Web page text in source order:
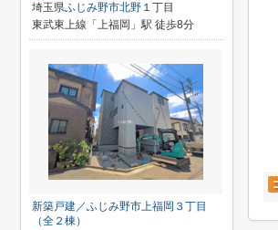
埼玉県ふじみ野市北野 １丁目
東武東上線「上福岡」駅 徒歩8分
新築戸建／ふじみ野市上福岡３丁目
（全２棟）